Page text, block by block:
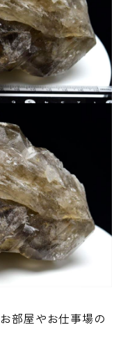
部屋やお仕事場の